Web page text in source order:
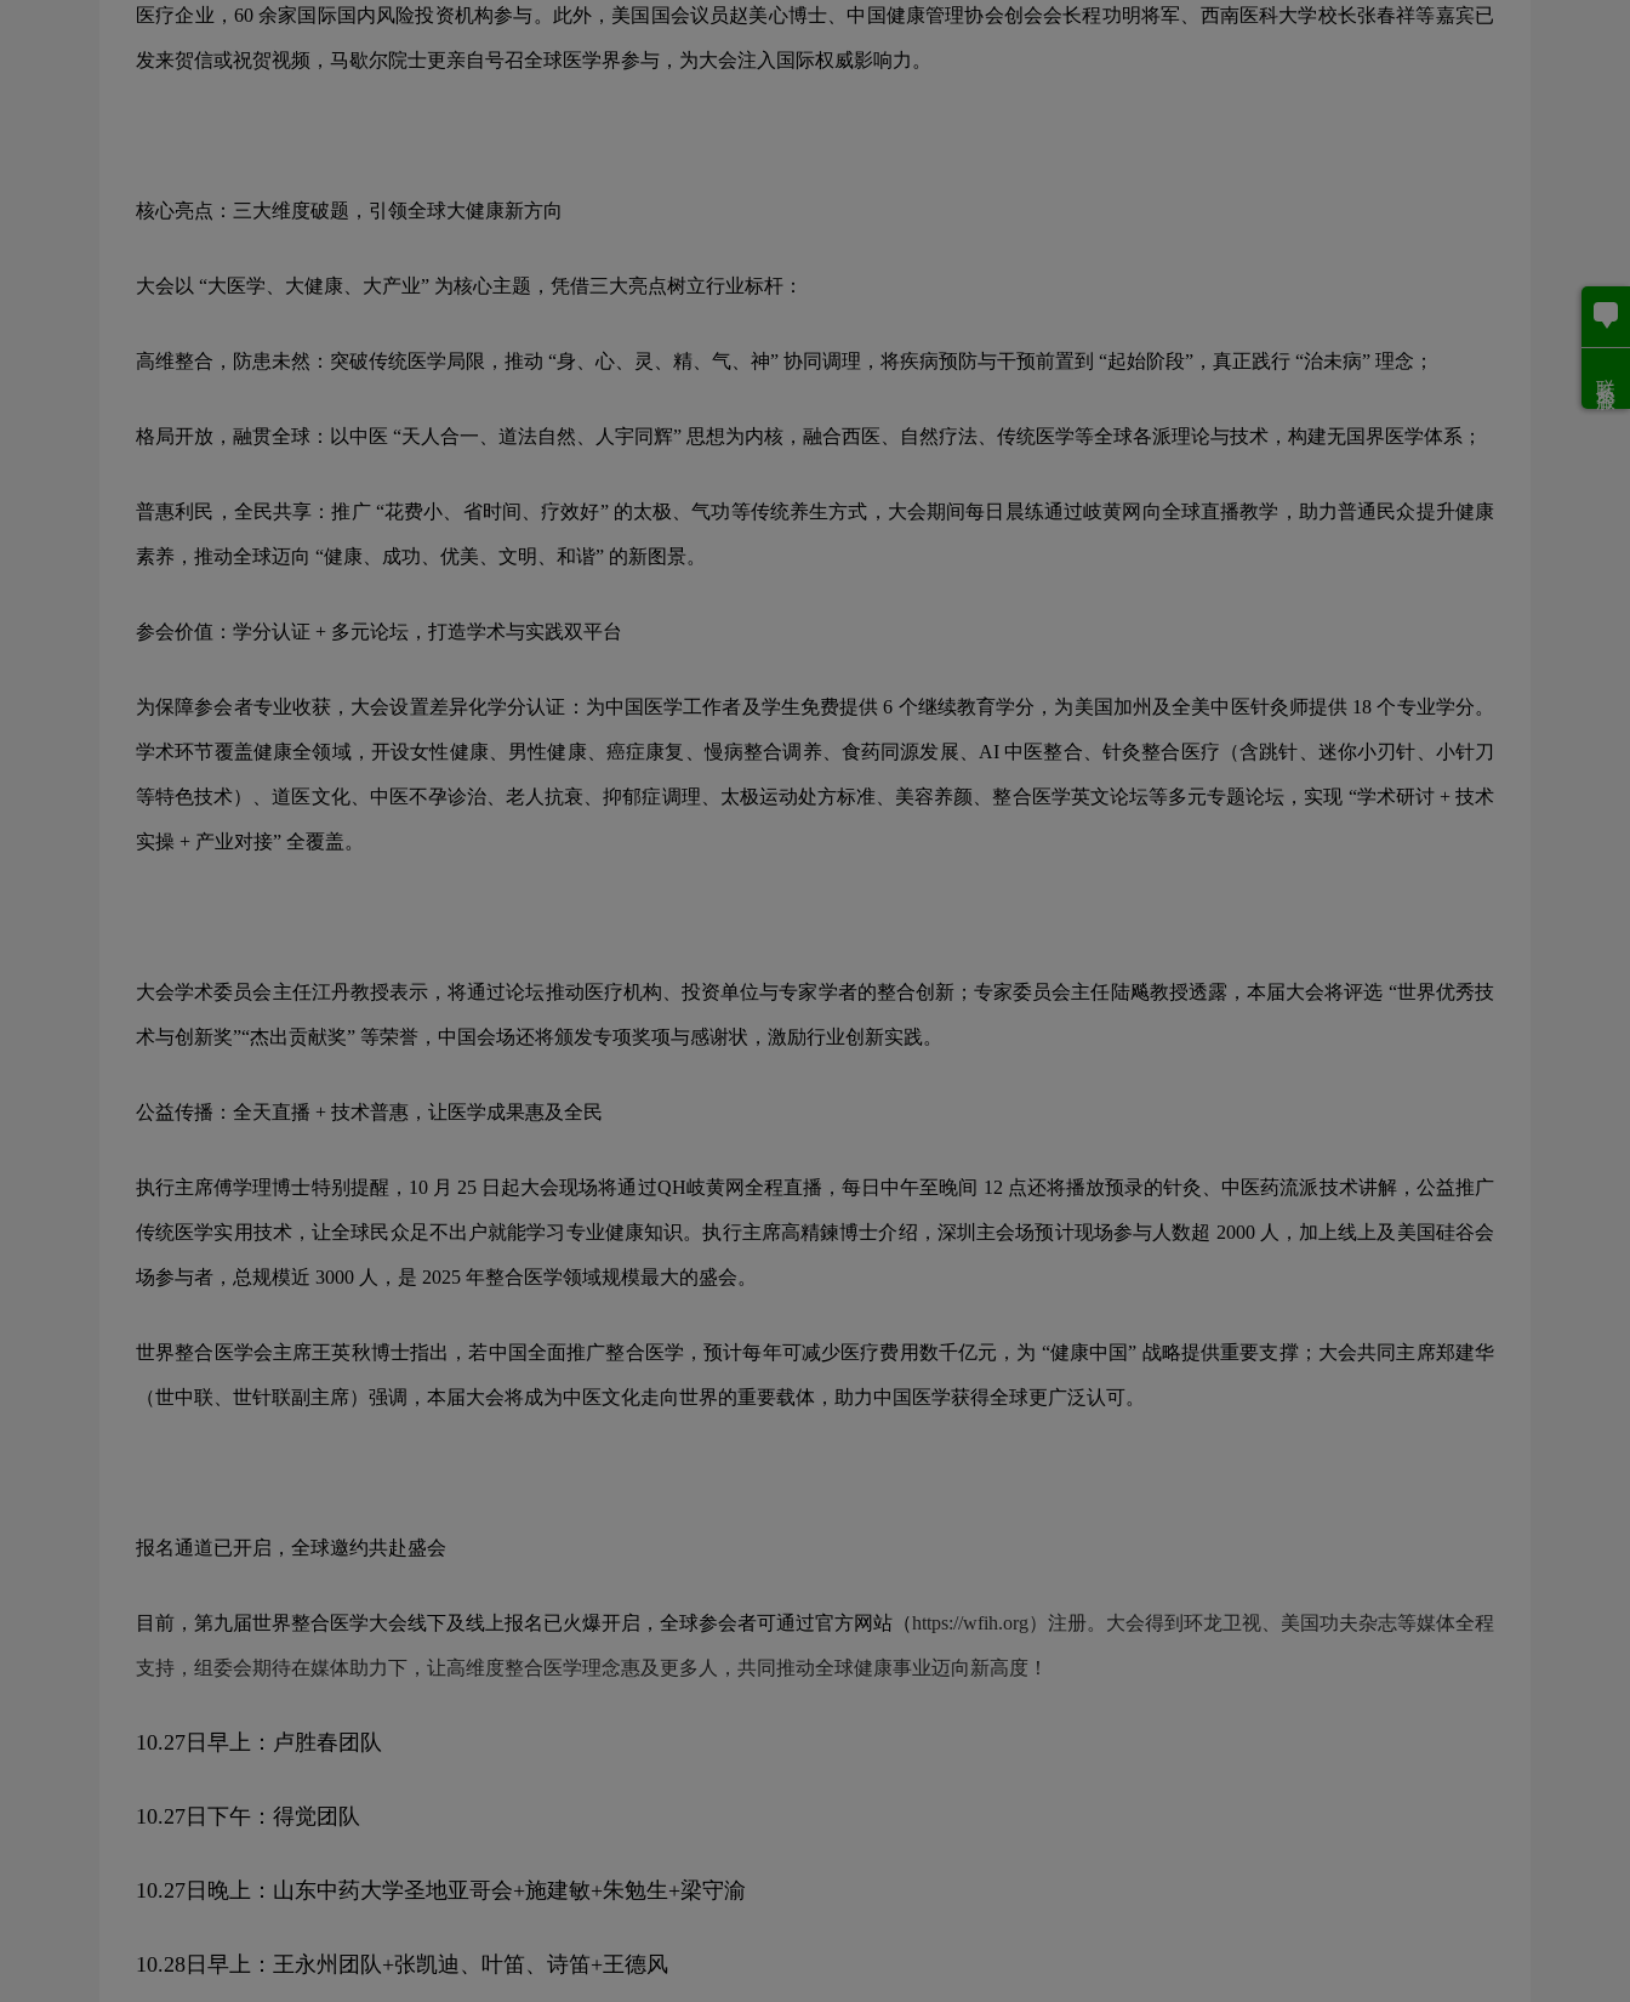
医疗企业，60 余家国际国内风险投资机构参与。此外，美国国会议员赵美心博士、中国健康管理协会创会会长程功明将军、西南医科大学校长张春祥等嘉宾已
发来贺信或祝贺视频，马歇尔院士更亲自号召全球医学界参与，为大会注入国际权威影响力。
核心亮点：三大维度破题，引领全球大健康新方向
大会以 “大医学、大健康、大产业” 为核心主题，凭借三大亮点树立行业标杆：
高维整合，防患未然：突破传统医学局限，推动 “身、心、灵、精、气、神” 协同调理，将疾病预防与干预前置到 “起始阶段”，真正践行 “治未病” 理念；
格局开放，融贯全球：以中医 “天人合一、道法自然、人宇同辉” 思想为内核，融合西医、自然疗法、传统医学等全球各派理论与技术，构建无国界医学体系；
普惠利民，全民共享：推广 “花费小、省时间、疗效好” 的太极、气功等传统养生方式，大会期间每日晨练通过岐黄网向全球直播教学，助力普通民众提升健康
素养，推动全球迈向 “健康、成功、优美、文明、和谐” 的新图景。
参会价值：学分认证 + 多元论坛，打造学术与实践双平台
为保障参会者专业收获，大会设置差异化学分认证：为中国医学工作者及学生免费提供 6 个继续教育学分，为美国加州及全美中医针灸师提供 18 个专业学分。
学术环节覆盖健康全领域，开设女性健康、男性健康、癌症康复、慢病整合调养、食药同源发展、AI 中医整合、针灸整合医疗（含跳针、迷你小刃针、小针刀
等特色技术）、道医文化、中医不孕诊治、老人抗衰、抑郁症调理、太极运动处方标准、美容养颜、整合医学英文论坛等多元专题论坛，实现 “学术研讨 + 技术
实操 + 产业对接” 全覆盖。
大会学术委员会主任江丹教授表示，将通过论坛推动医疗机构、投资单位与专家学者的整合创新；专家委员会主任陆飚教授透露，本届大会将评选 “世界优秀技
术与创新奖”“杰出贡献奖” 等荣誉，中国会场还将颁发专项奖项与感谢状，激励行业创新实践。
公益传播：全天直播 + 技术普惠，让医学成果惠及全民
执行主席傅学理博士特别提醒，10 月 25 日起大会现场将通过QH岐黄网全程直播，每日中午至晚间 12 点还将播放预录的针灸、中医药流派技术讲解，公益推广
传统医学实用技术，让全球民众足不出户就能学习专业健康知识。执行主席高精鍊博士介绍，深圳主会场预计现场参与人数超 2000 人，加上线上及美国硅谷会
场参与者，总规模近 3000 人，是 2025 年整合医学领域规模最大的盛会。
世界整合医学会主席王英秋博士指出，若中国全面推广整合医学，预计每年可减少医疗费用数千亿元，为 “健康中国” 战略提供重要支撑；大会共同主席郑建华
（世中联、世针联副主席）强调，本届大会将成为中医文化走向世界的重要载体，助力中国医学获得全球更广泛认可。
报名通道已开启，全球邀约共赴盛会
目前，第九届世界整合医学大会线下及线上报名已火爆开启，全球参会者可通过官方网站（https://wfih.org）注册。大会得到环龙卫视、美国功夫杂志等媒体全程
支持，组委会期待在媒体助力下，让高维度整合医学理念惠及更多人，共同推动全球健康事业迈向新高度！
10.27日早上：卢胜春团队
10.27日下午：得觉团队
10.27日晚上：山东中药大学圣地亚哥会+施建敏+朱勉生+梁守渝
10.28日早上：王永州团队+张凯迪、叶笛、诗笛+王德风